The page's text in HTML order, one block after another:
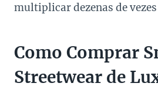
multiplicar dezenas de
Como Comprar
Streetwear de